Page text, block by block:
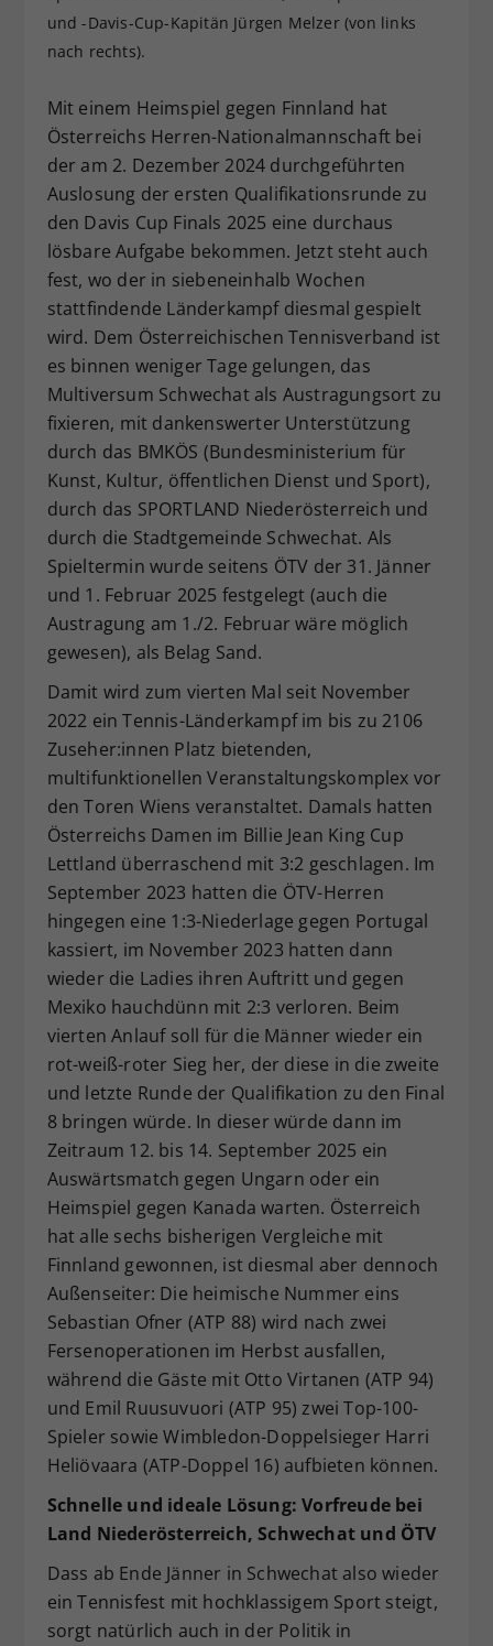
und -Davis-Cup-Kapitän Jürgen Melzer (von links
nach rechts).
Mit einem Heimspiel gegen Finnland hat
Österreichs Herren-Nationalmannschaft bei
der am 2. Dezember 2024 durchgeführten
Auslosung der ersten Qualifikationsrunde zu
den Davis Cup Finals 2025 eine durchaus
lösbare Aufgabe bekommen. Jetzt steht auch
fest, wo der in siebeneinhalb Wochen
stattfindende Länderkampf diesmal gespielt
wird. Dem Österreichischen Tennisverband ist
es binnen weniger Tage gelungen, das
Multiversum Schwechat als Austragungsort zu
fixieren, mit dankenswerter Unterstützung
durch das BMKÖS (Bundesministerium für
Kunst, Kultur, öffentlichen Dienst und Sport),
durch das SPORTLAND Niederösterreich und
durch die Stadtgemeinde Schwechat. Als
Spieltermin wurde seitens ÖTV der 31. Jänner
und 1. Februar 2025 festgelegt (auch die
Austragung am 1./2. Februar wäre möglich
gewesen), als Belag Sand.
Damit wird zum vierten Mal seit November
2022 ein Tennis-Länderkampf im bis zu 2106
Zuseher:innen Platz bietenden,
multifunktionellen Veranstaltungskomplex vor
den Toren Wiens veranstaltet. Damals hatten
Österreichs Damen im Billie Jean King Cup
Lettland überraschend mit 3:2 geschlagen. Im
September 2023 hatten die ÖTV-Herren
hingegen eine 1:3-Niederlage gegen Portugal
kassiert, im November 2023 hatten dann
wieder die Ladies ihren Auftritt und gegen
Mexiko hauchdünn mit 2:3 verloren. Beim
vierten Anlauf soll für die Männer wieder ein
rot-weiß-roter Sieg her, der diese in die zweite
und letzte Runde der Qualifikation zu den Final
8 bringen würde. In dieser würde dann im
Zeitraum 12. bis 14. September 2025 ein
Auswärtsmatch gegen Ungarn oder ein
Heimspiel gegen Kanada warten. Österreich
hat alle sechs bisherigen Vergleiche mit
Finnland gewonnen, ist diesmal aber dennoch
Außenseiter: Die heimische Nummer eins
Sebastian Ofner (ATP 88) wird nach zwei
Fersenoperationen im Herbst ausfallen,
während die Gäste mit Otto Virtanen (ATP 94)
und Emil Ruusuvuori (ATP 95) zwei Top-100-
Spieler sowie Wimbledon-Doppelsieger Harri
Heliövaara (ATP-Doppel 16) aufbieten können.
Schnelle und ideale Lösung: Vorfreude bei
Land Niederösterreich, Schwechat und ÖTV
Dass ab Ende Jänner in Schwechat also wieder
ein Tennisfest mit hochklassigem Sport steigt,
sorgt natürlich auch in der Politik in
Zweck
Dieser Wert speichert Ihre Consent-
historische Speicherung Ihrer
vorgenommen Einstellungen, falls der
Webseiten-Betreiber dies eingestellt
hat.